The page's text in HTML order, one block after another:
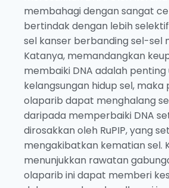
membahagi dengan sangat
bertindak dengan lebih
sel kanser berbanding sel-sel
Katanya, memandangkan
membaiki DNA adalah penting
kelangsungan hidup sel, maka
olaparib dapat menghalang
daripada memperbaiki DNA
dirosakkan oleh RuPIP, yang
mengakibatkan kematian sel.
menunjukkan rawatan
olaparib ini dapat memberi